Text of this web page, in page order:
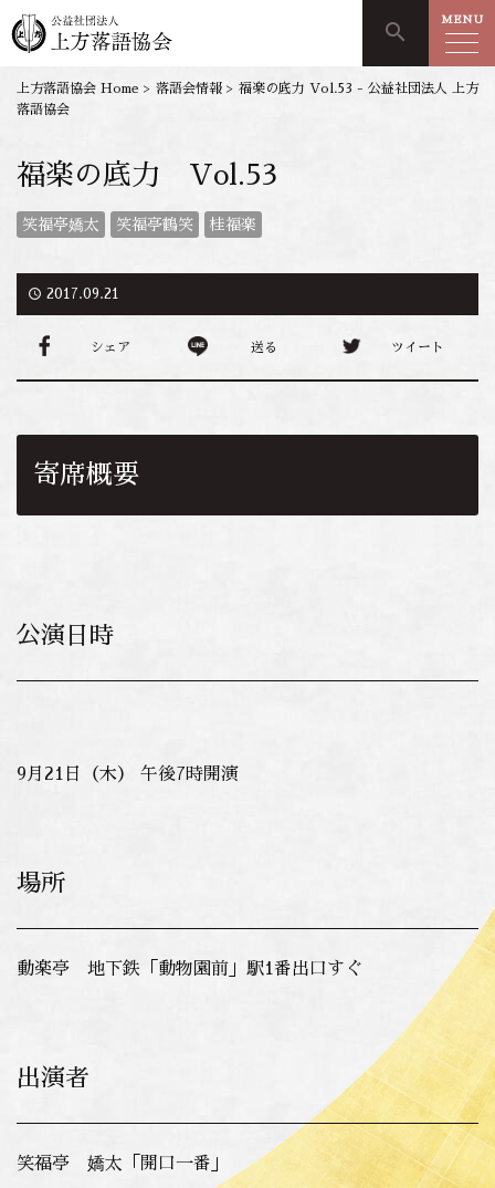
search MENU
上方落語協会 Home > 落語会情報 > 福楽の底力 Vol.53 - 公益社団法人 上方
落語協会
福楽の底力 Vol.53
笑福亭嬌太 笑福亭鶴笑 桂福楽
access_time 2017.09.21
シェア 送る ツイート
寄席概要
公演日時
9月21日（木） 午後7時開演
場所
動楽亭 地下鉄「動物園前」駅1番出口すぐ
出演者
笑福亭 嬌太「開口一番」